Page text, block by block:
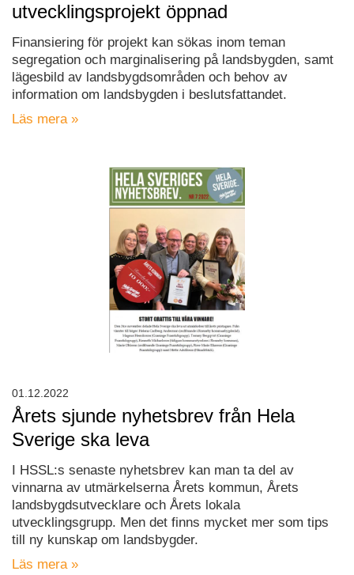
utvecklingsprojekt öppnad
Finansiering för projekt kan sökas inom teman
segregation och marginalisering på landsbygden, samt
lägesbild av landsbygdsområden och behov av
information om landsbygden i beslutsfattandet.
Läs mera »
Årets sjunde nyhetsbrev från Hela
Sverige ska leva
I HSSL:s senaste nyhetsbrev kan man ta del av
vinnarna av utmärkelserna Årets kommun, Årets
landsbygdsutvecklare och Årets lokala
utvecklingsgrupp. Men det finns mycket mer som tips
till ny kunskap om landsbygder.
Läs mera »
01.12.2022